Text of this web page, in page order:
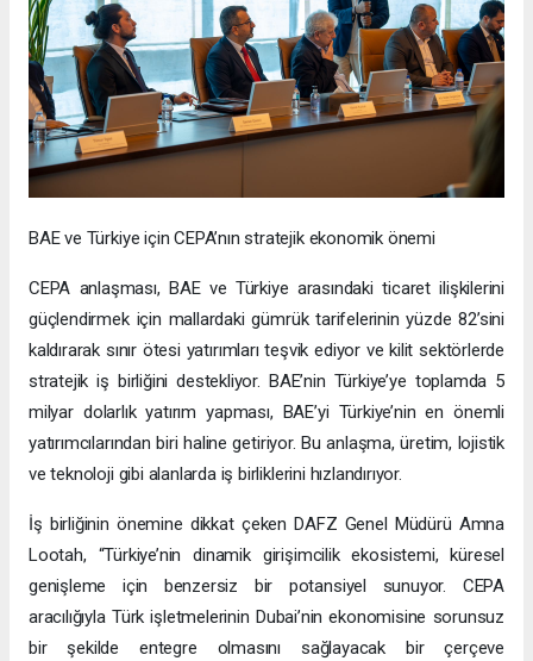
BAE ve Türkiye için CEPA’nın stratejik ekonomik önemi
CEPA anlaşması, BAE ve Türkiye arasındaki ticaret ilişkilerini
güçlendirmek için mallardaki gümrük tarifelerinin yüzde 82’sini
kaldırarak sınır ötesi yatırımları teşvik ediyor ve kilit sektörlerde
stratejik iş birliğini destekliyor. BAE’nin Türkiye’ye toplamda 5
milyar dolarlık yatırım yapması, BAE’yi Türkiye’nin en önemli
yatırımcılarından biri haline getiriyor. Bu anlaşma, üretim, lojistik
ve teknoloji gibi alanlarda iş birliklerini hızlandırıyor.
İş birliğinin önemine dikkat çeken DAFZ Genel Müdürü Amna
Lootah, “Türkiye’nin dinamik girişimcilik ekosistemi, küresel
genişleme için benzersiz bir potansiyel sunuyor. CEPA
aracılığıyla Türk işletmelerinin Dubai’nin ekonomisine sorunsuz
bir şekilde entegre olmasını sağlayacak bir çerçeve